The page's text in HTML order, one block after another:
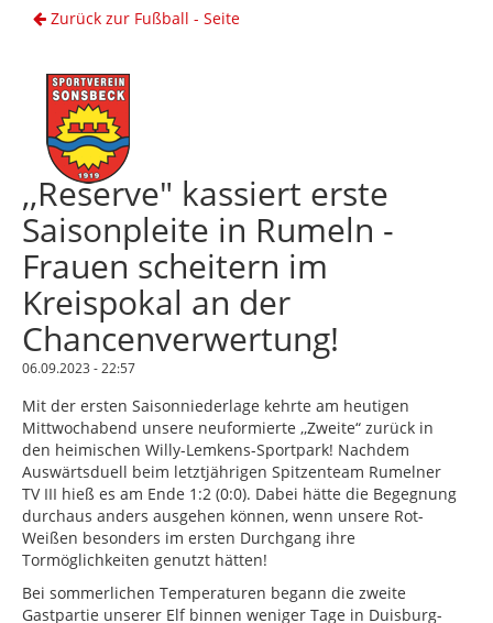
Zurück zur Fußball - Seite
,,Reserve" kassiert erste
Saisonpleite in Rumeln -
Frauen scheitern im
Kreispokal an der
Chancenverwertung!
06.09.2023 - 22:57
Mit der ersten Saisonniederlage kehrte am heutigen
Mittwochabend unsere neuformierte ,,Zweite“ zurück in
den heimischen Willy-Lemkens-Sportpark! Nachdem
Auswärtsduell beim letztjährigen Spitzenteam Rumelner
TV III hieß es am Ende 1:2 (0:0). Dabei hätte die Begegnung
durchaus anders ausgehen können, wenn unsere Rot-
Weißen besonders im ersten Durchgang ihre
Tormöglichkeiten genutzt hätten!
Bei sommerlichen Temperaturen begann die zweite
Gastpartie unserer Elf binnen weniger Tage in Duisburg-